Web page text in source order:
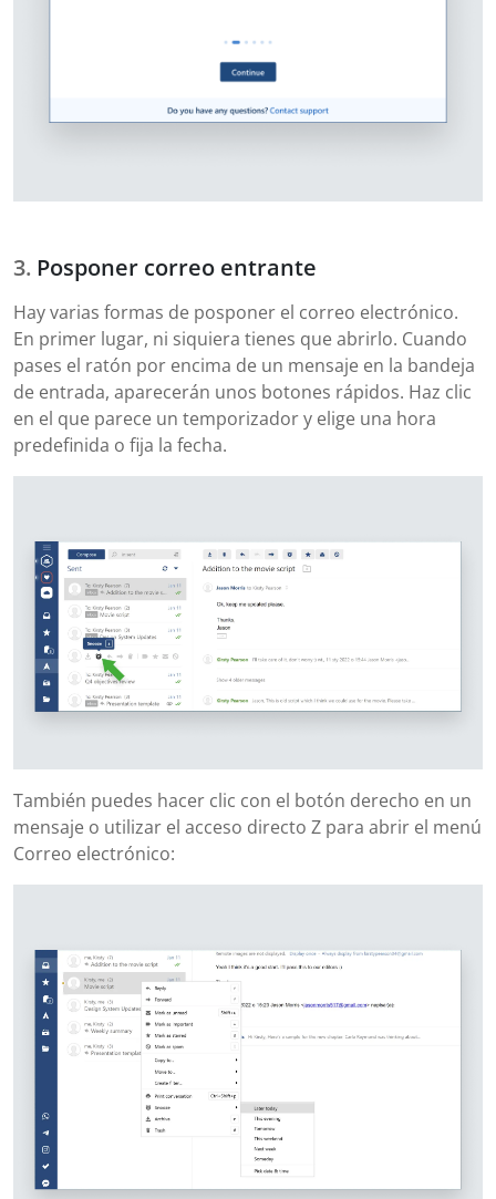
Posponer correo entrante
Hay varias formas de posponer el correo electrónico.
En primer lugar, ni siquiera tienes que abrirlo. Cuando
pases el ratón por encima de un mensaje en la bandeja
de entrada, aparecerán unos botones rápidos. Haz clic
en el que parece un temporizador y elige una hora
predefinida o fija la fecha.
También puedes hacer clic con el botón derecho en un
mensaje o utilizar el acceso directo Z para abrir el menú
Correo electrónico: